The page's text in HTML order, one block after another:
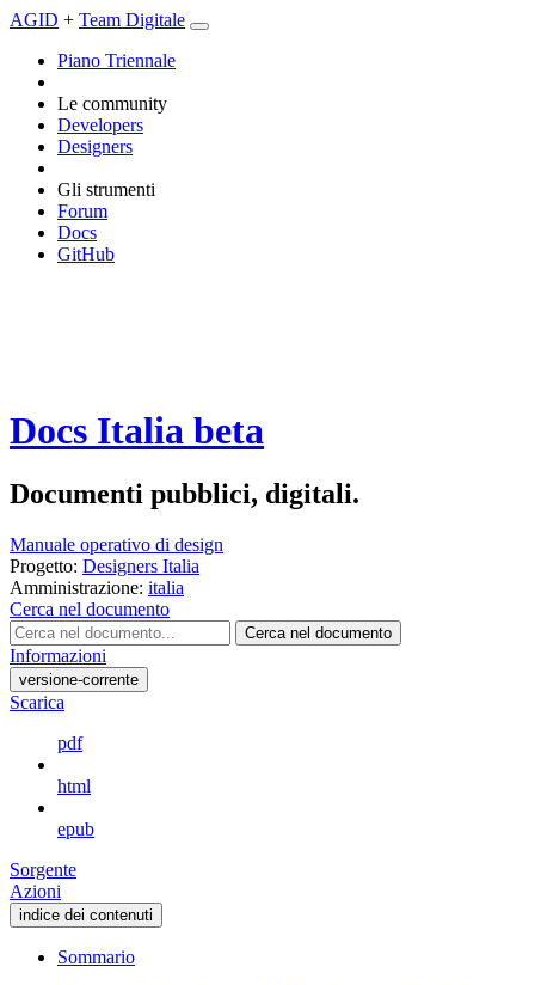
AGID + Team Digitale
Piano Triennale
Le community
Developers
Designers
Gli strumenti
Forum
Docs
GitHub
Docs Italia beta
Documenti pubblici, digitali.
Manuale operativo di design
Progetto: Designers Italia
Amministrazione: italia
Cerca nel documento
Cerca nel documento
Informazioni
versione-corrente
Scarica
pdf
html
epub
Sorgente
Azioni
indice dei contenuti
Sommario